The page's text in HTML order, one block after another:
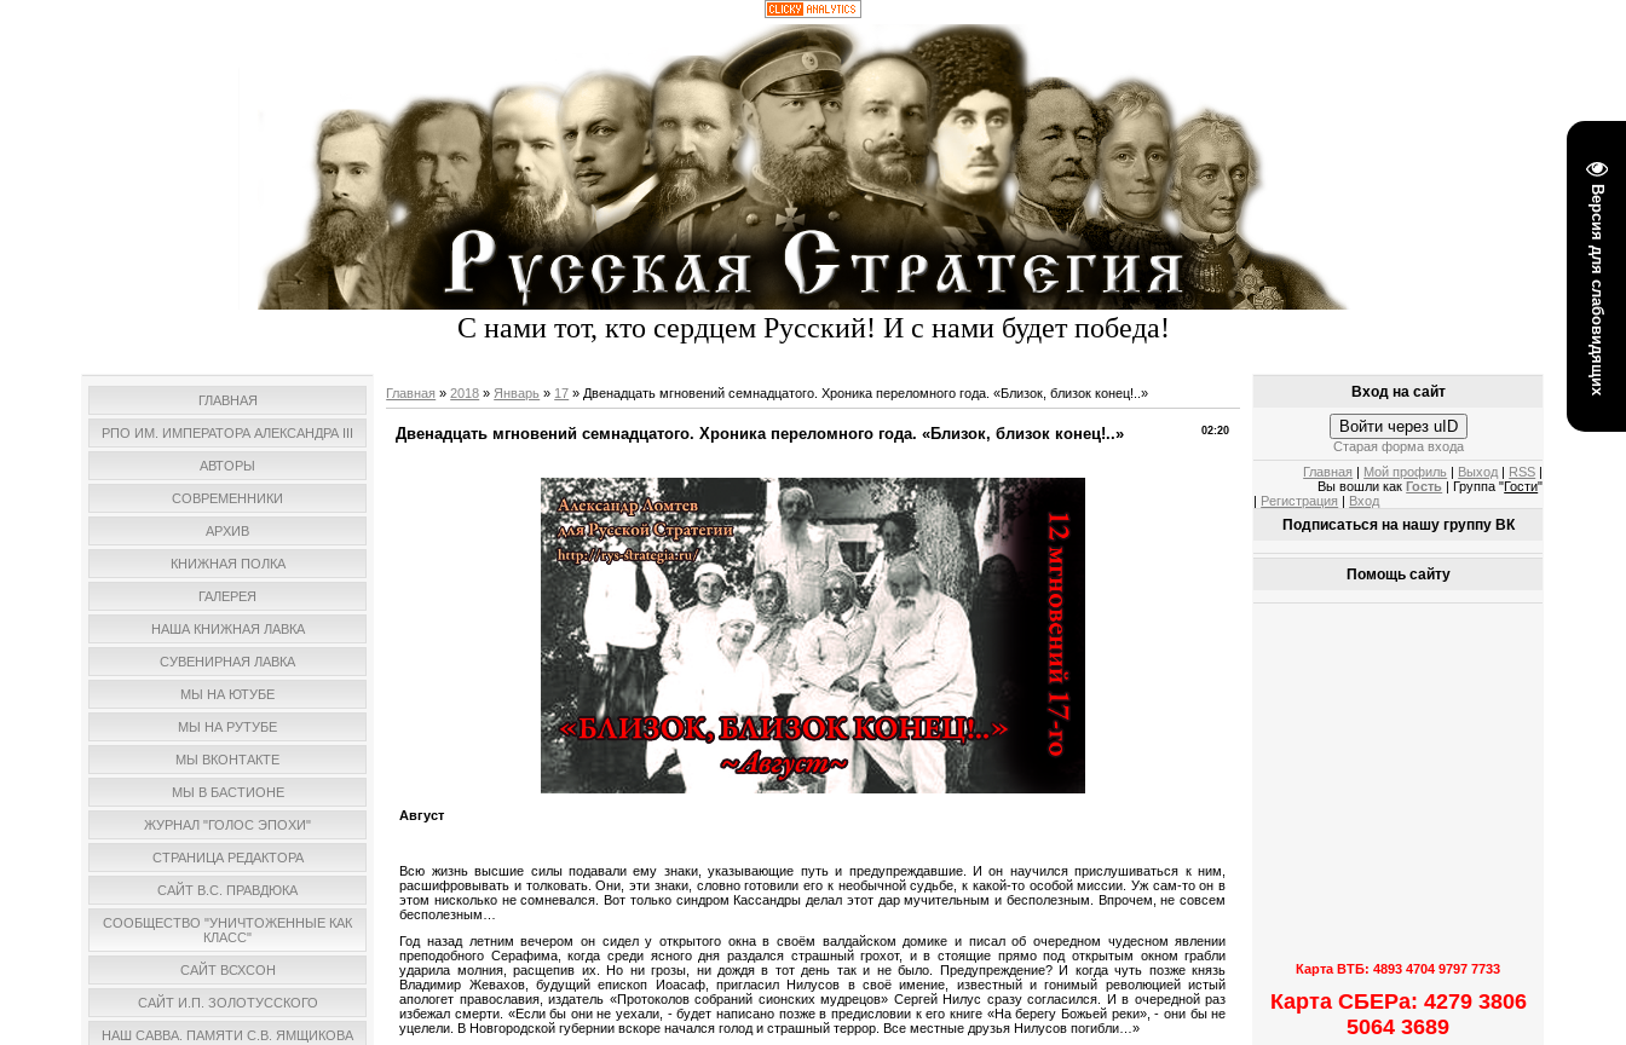
Версия для слабовидящих
С нами тот, кто сердцем Русский! И с нами будет победа!
ГЛАВНАЯ
РПО ИМ. ИМПЕРАТОРА АЛЕКСАНДРА III
АВТОРЫ
СОВРЕМЕННИКИ
АРХИВ
КНИЖНАЯ ПОЛКА
ГАЛЕРЕЯ
НАША КНИЖНАЯ ЛАВКА
СУВЕНИРНАЯ ЛАВКА
МЫ НА ЮТУБЕ
МЫ НА РУТУБЕ
МЫ ВКОНТАКТЕ
МЫ В БАСТИОНЕ
ЖУРНАЛ "ГОЛОС ЭПОХИ"
СТРАНИЦА РЕДАКТОРА
САЙТ В.С. ПРАВДЮКА
СООБЩЕСТВО "УНИЧТОЖЕННЫЕ КАК
КЛАСС"
САЙТ ВСХСОН
САЙТ И.П. ЗОЛОТУССКОГО
НАШ САВВА. ПАМЯТИ С.В. ЯМЩИКОВА
Главная »2018 » Январь » 17 » Двенадцать мгновений семнадцатого. Хроника переломного года. «Близок, близок конец!..»
02:20
Двенадцать мгновений семнадцатого. Хроника переломного года. «Близок, близок конец!..»
Август
Всю жизнь высшие силы подавали ему знаки, указывающие путь и предупреждавшие. И он научился прислушиваться к ним,
расшифровывать и толковать. Они, эти знаки, словно готовили его к необычной судьбе, к какой-то особой миссии. Уж сам-то он в
этом нисколько не сомневался. Вот только синдром Кассандры делал этот дар мучительным и бесполезным. Впрочем, не совсем
бесполезным…
Год назад летним вечером он сидел у открытого окна в своём валдайском домике и писал об очередном чудесном явлении
преподобного Серафима, когда среди ясного дня раздался страшный грохот, и в стоящие прямо под открытым окном грабли
ударила молния, расщепив их. Но ни грозы, ни дождя в тот день так и не было. Предупреждение? И когда чуть позже князь
Владимир Жевахов, будущий епископ Иоасаф, пригласил Нилусов в своё имение, известный и гонимый революцией истый
апологет православия, издатель «Протоколов собраний сионских мудрецов» Сергей Нилус сразу согласился. И в очередной раз
избежал смерти. «Если бы они не уехали, - будет написано позже в предисловии к его книге «На берегу Божьей реки», - они бы не
уцелели. В Новгородской губернии вскоре начался голод и страшный террор. Все местные друзья Нилусов погибли…»
Вход на сайт
Войти через uID
Старая форма входа
Главная
Мой профиль Выход RSS
Вы вошли как Гость | Группа "Гости"
Регистрация Вход
Подписаться на нашу группу ВК
Помощь сайту
Карта ВТБ: 4893 4704 9797 7733
Карта СБЕРа: 4279 3806
5064 3689